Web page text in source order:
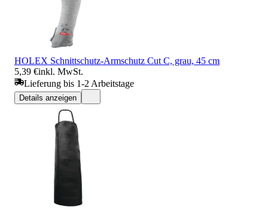
HOLEX Schnittschutz-Armschutz Cut C, grau, 45 cm
5,39 €inkl. MwSt.
Lieferung bis 1-2 Arbeitstage
Details anzeigen